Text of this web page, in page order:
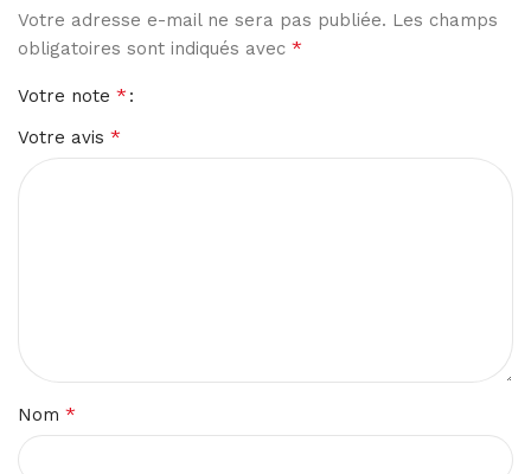
Votre adresse e-mail ne sera pas publiée. Les champs
obligatoires sont indiqués avec *
Votre note *
Votre avis *
Nom *